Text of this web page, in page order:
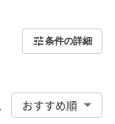
条件の詳細
おすすめ順